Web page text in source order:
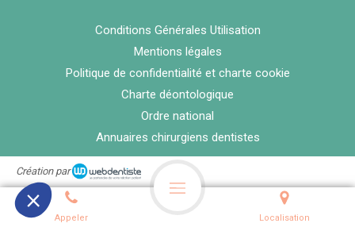
Appeler Localisation
Conditions Générales Utilisation
Mentions légales
Politique de confidentialité et charte cookie
Charte déontologique
Ordre national
Annuaires chirurgiens dentistes
Création par